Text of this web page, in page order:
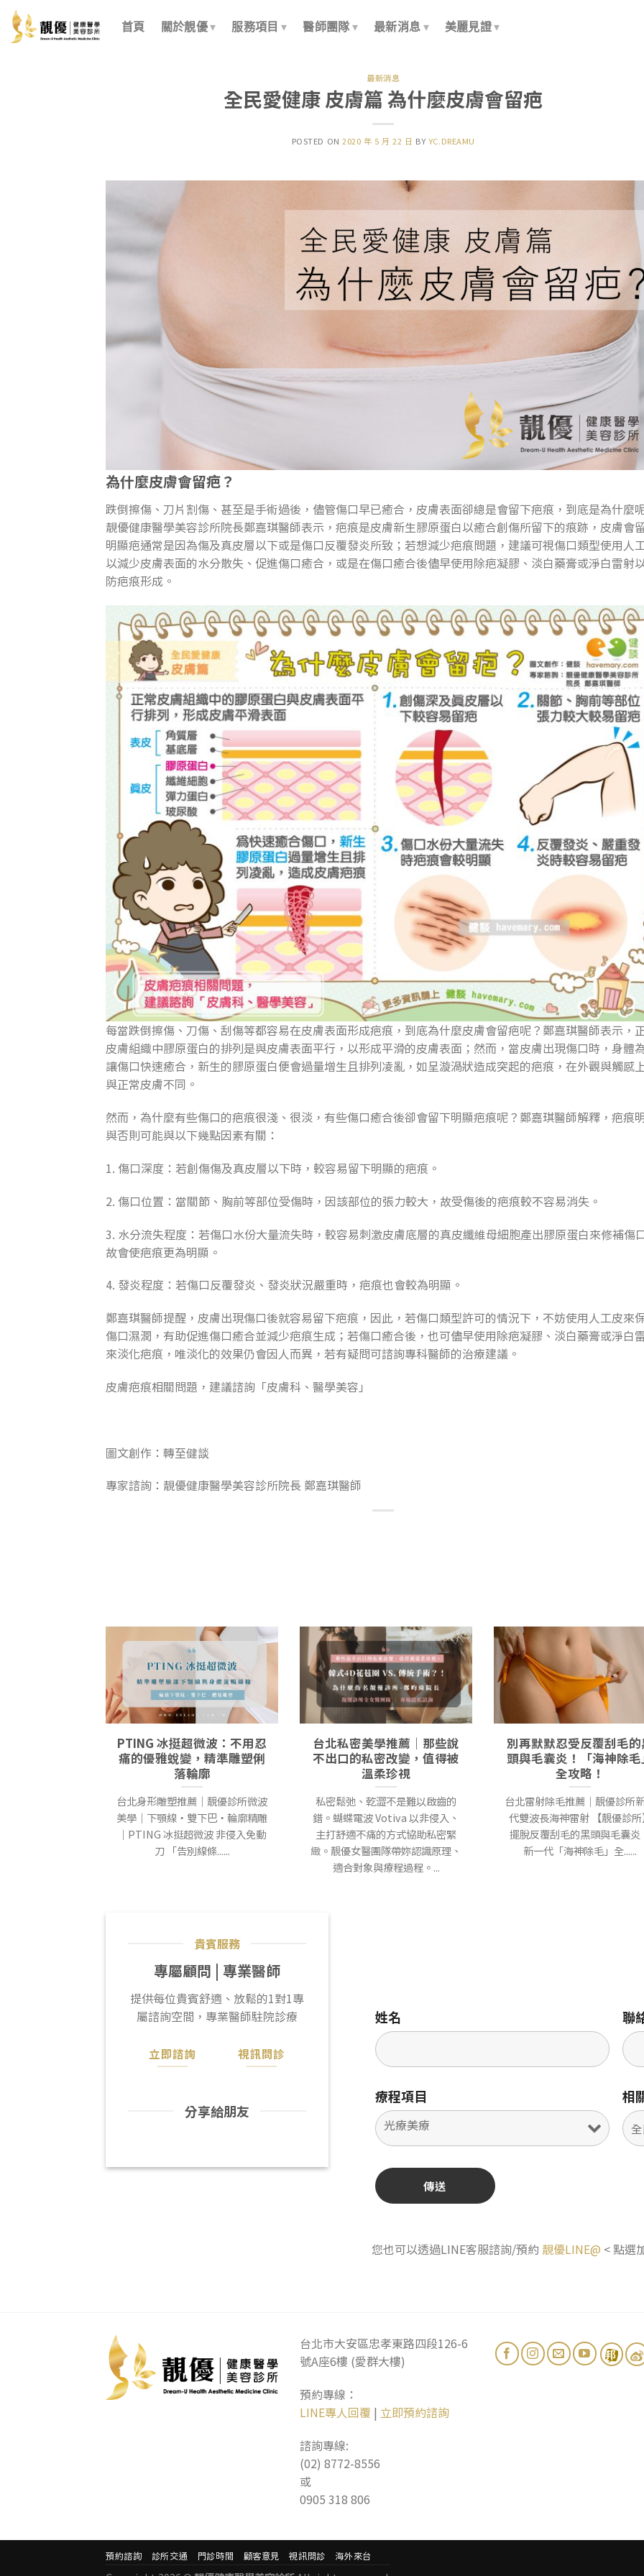
Skip
content
首頁 關於靚優 服務項目 醫師團隊 最新消息 美麗見證
最新消息
全民愛健康 皮膚篇 為什麼皮膚會留疤
POSTED ON2020 年 5 月 22 日 BY YC.DREAMU
為什麼皮膚會留疤？
跌倒擦傷、刀片割傷、甚至是手術過後，儘管傷口早已癒合，皮膚表面卻總是會留下疤痕，到底是為什麼
靚優健康醫學美容診所院長鄭嘉琪醫師表示，疤痕是皮膚新生膠原蛋白以癒合創傷所留下的痕跡，皮膚會
明顯疤通常是因為傷及真皮層以下或是傷口反覆發炎所致；若想減少疤痕問題，建議可視傷口類型使用人
以減少皮膚表面的水分散失、促進傷口癒合，或是在傷口癒合後儘早使用除疤凝膠、淡白藥膏或淨白雷射
防疤痕形成。
每當跌倒擦傷、刀傷、刮傷等都容易在皮膚表面形成疤痕，到底為什麼皮膚會留疤呢？鄭嘉琪醫師表示，
皮膚組織中膠原蛋白的排列是與皮膚表面平行，以形成平滑的皮膚表面；然而，當皮膚出現傷口時，身體
讓傷口快速癒合，新生的膠原蛋白便會過量增生且排列凌亂，如呈漩渦狀造成突起的疤痕，在外觀與觸感
與正常皮膚不同。
然而，為什麼有些傷口的疤痕很淺、很淡，有些傷口癒合後卻會留下明顯疤痕呢？鄭嘉琪醫師解釋，疤痕
與否則可能與以下幾點因素有關：
1. 傷口深度：若創傷傷及真皮層以下時，較容易留下明顯的疤痕。
2. 傷口位置：當關節、胸前等部位受傷時，因該部位的張力較大，故受傷後的疤痕較不容易消失。
3. 水分流失程度：若傷口水份大量流失時，較容易刺激皮膚底層的真皮纖維母細胞產出膠原蛋白來修補傷
故會使疤痕更為明顯。
4. 發炎程度：若傷口反覆發炎、發炎狀況嚴重時，疤痕也會較為明顯。
鄭嘉琪醫師提醒，皮膚出現傷口後就容易留下疤痕，因此，若傷口類型許可的情況下，不妨使用人工皮來
傷口濕潤，有助促進傷口癒合並減少疤痕生成；若傷口癒合後，也可儘早使用除疤凝膠、淡白藥膏或淨白
來淡化疤痕，唯淡化的效果仍會因人而異，若有疑問可諮詢專科醫師的治療建議。
皮膚疤痕相關問題，建議諮詢「皮膚科、醫學美容」
圖文創作：轉至健談
專家諮詢：靚優健康醫學美容診所院長 鄭嘉琪醫師
PTING 冰挺超微波：不用忍
痛的優雅蛻變，精準雕塑俐
落輪廓
台北身形雕塑推薦｜靚優診所微波
美學｜下顎線・雙下巴・輪廓精雕
｜PTING 冰挺超微波 非侵入免動
刀 「告別線條......
台北私密美學推薦｜那些說
不出口的私密改變，值得被
溫柔珍視
私密鬆弛、乾澀不是難以啟齒的
錯。蝴蝶電波 Votiva 以非侵入、
主打舒適不痛的方式協助私密緊
緻。靚優女醫團隊帶妳認識原理、
適合對象與療程過程。...
別再默默忍受反覆刮毛的
頭與毛囊炎！「海神除毛
全攻略！
台北雷射除毛推薦｜靚優診所
代雙波長海神雷射 【靚優診所
擺脫反覆刮毛的黑頭與毛囊炎
新一代「海神除毛」全......
貴賓服務
專屬顧問 | 專業醫師
提供每位貴賓舒適、放鬆的1對1專
屬諮詢空間，專業醫師駐院診療
立即諮詢 視訊問診
分享給朋友
姓名 聯
療程項目 相
您也可以透過LINE客服諮詢/預約 靚優LINE@ < 點選
台北市大安區忠孝東路四段126-6
號A座6樓 (愛群大樓)
預約專線：
LINE專人回覆 | 立即預約諮詢
諮詢專線:
(02) 8772-8556
或
0905 318 806
預約諮詢 診所交通 門診時間 顧客意見 視訊問診 海外來台